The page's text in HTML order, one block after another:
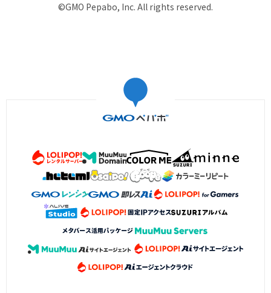
©GMO Pepabo, Inc. All rights reserved.